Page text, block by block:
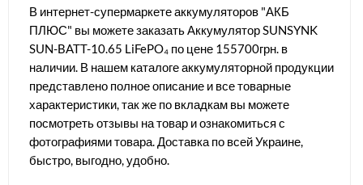
В интернет-супермаркете аккумуляторов "АКБ
ПЛЮС" вы можете заказать Аккумулятор SUNSYNK
SUN-BATT-10.65 LiFePO₄ по цене 155700грн. в
наличии. В нашем каталоге аккумуляторной продукции
представлено полное описание и все товарные
характеристики, так же по вкладкам вы можете
посмотреть отзывы на товар и ознакомиться с
фотографиями товара. Доставка по всей Украине,
быстро, выгодно, удобно.